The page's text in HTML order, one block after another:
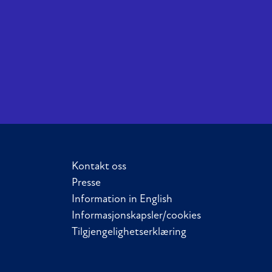
Kontakt oss
Presse
Information in English
Informasjonskapsler/cookies
Tilgjengelighetserklæring